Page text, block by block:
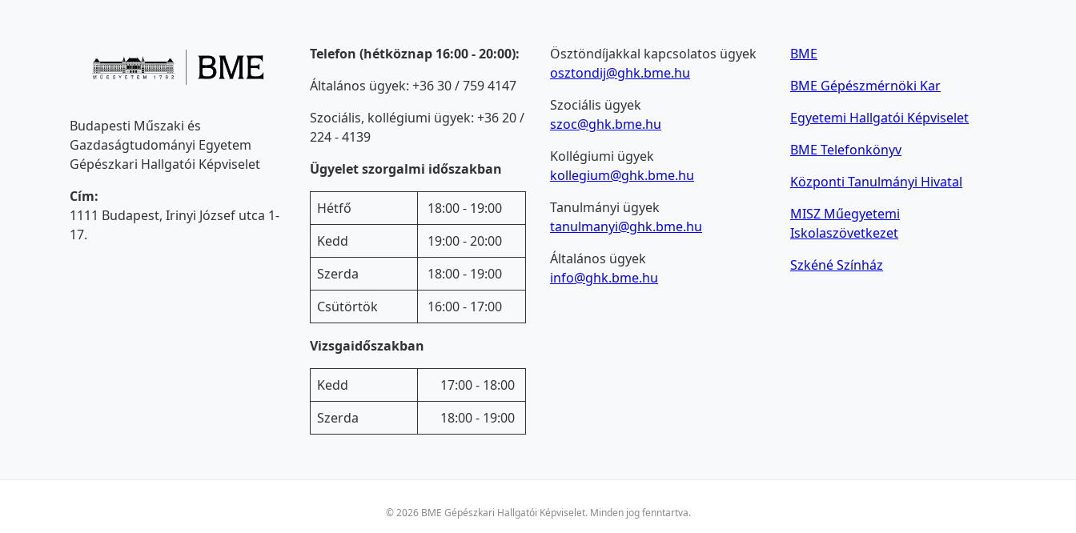
Budapesti Műszaki és
Gazdaságtudományi Egyetem
Gépészkari Hallgatói Képviselet
Cím:
1111 Budapest, Irinyi József utca 1-
17.
Telefon (hétköznap 16:00 - 20:00):
Általános ügyek: +36 30 / 759 4147
Szociális, kollégiumi ügyek: +36 20 /
224 - 4139
Ügyelet szorgalmi időszakban
Hétfő
18:00 - 19:00
Kedd
19:00 - 20:00
Szerda
18:00 - 19:00
Csütörtök
16:00 - 17:00
Vizsgaidőszakban
Kedd
17:00 - 18:00
Szerda
18:00 - 19:00
Ösztöndíjakkal kapcsolatos ügyek
osztondij@ghk.bme.hu
Szociális ügyek
szoc@ghk.bme.hu
Kollégiumi ügyek
kollegium@ghk.bme.hu
Tanulmányi ügyek
tanulmanyi@ghk.bme.hu
Általános ügyek
info@ghk.bme.hu
BME
BME Gépészmérnöki Kar
Egyetemi Hallgatói Képviselet
BME Telefonkönyv
Központi Tanulmányi Hivatal
MISZ Műegyetemi
Iskolaszövetkezet
Szkéné Színház
© 2026 BME Gépészkari Hallgatói Képviselet. Minden jog fenntartva.